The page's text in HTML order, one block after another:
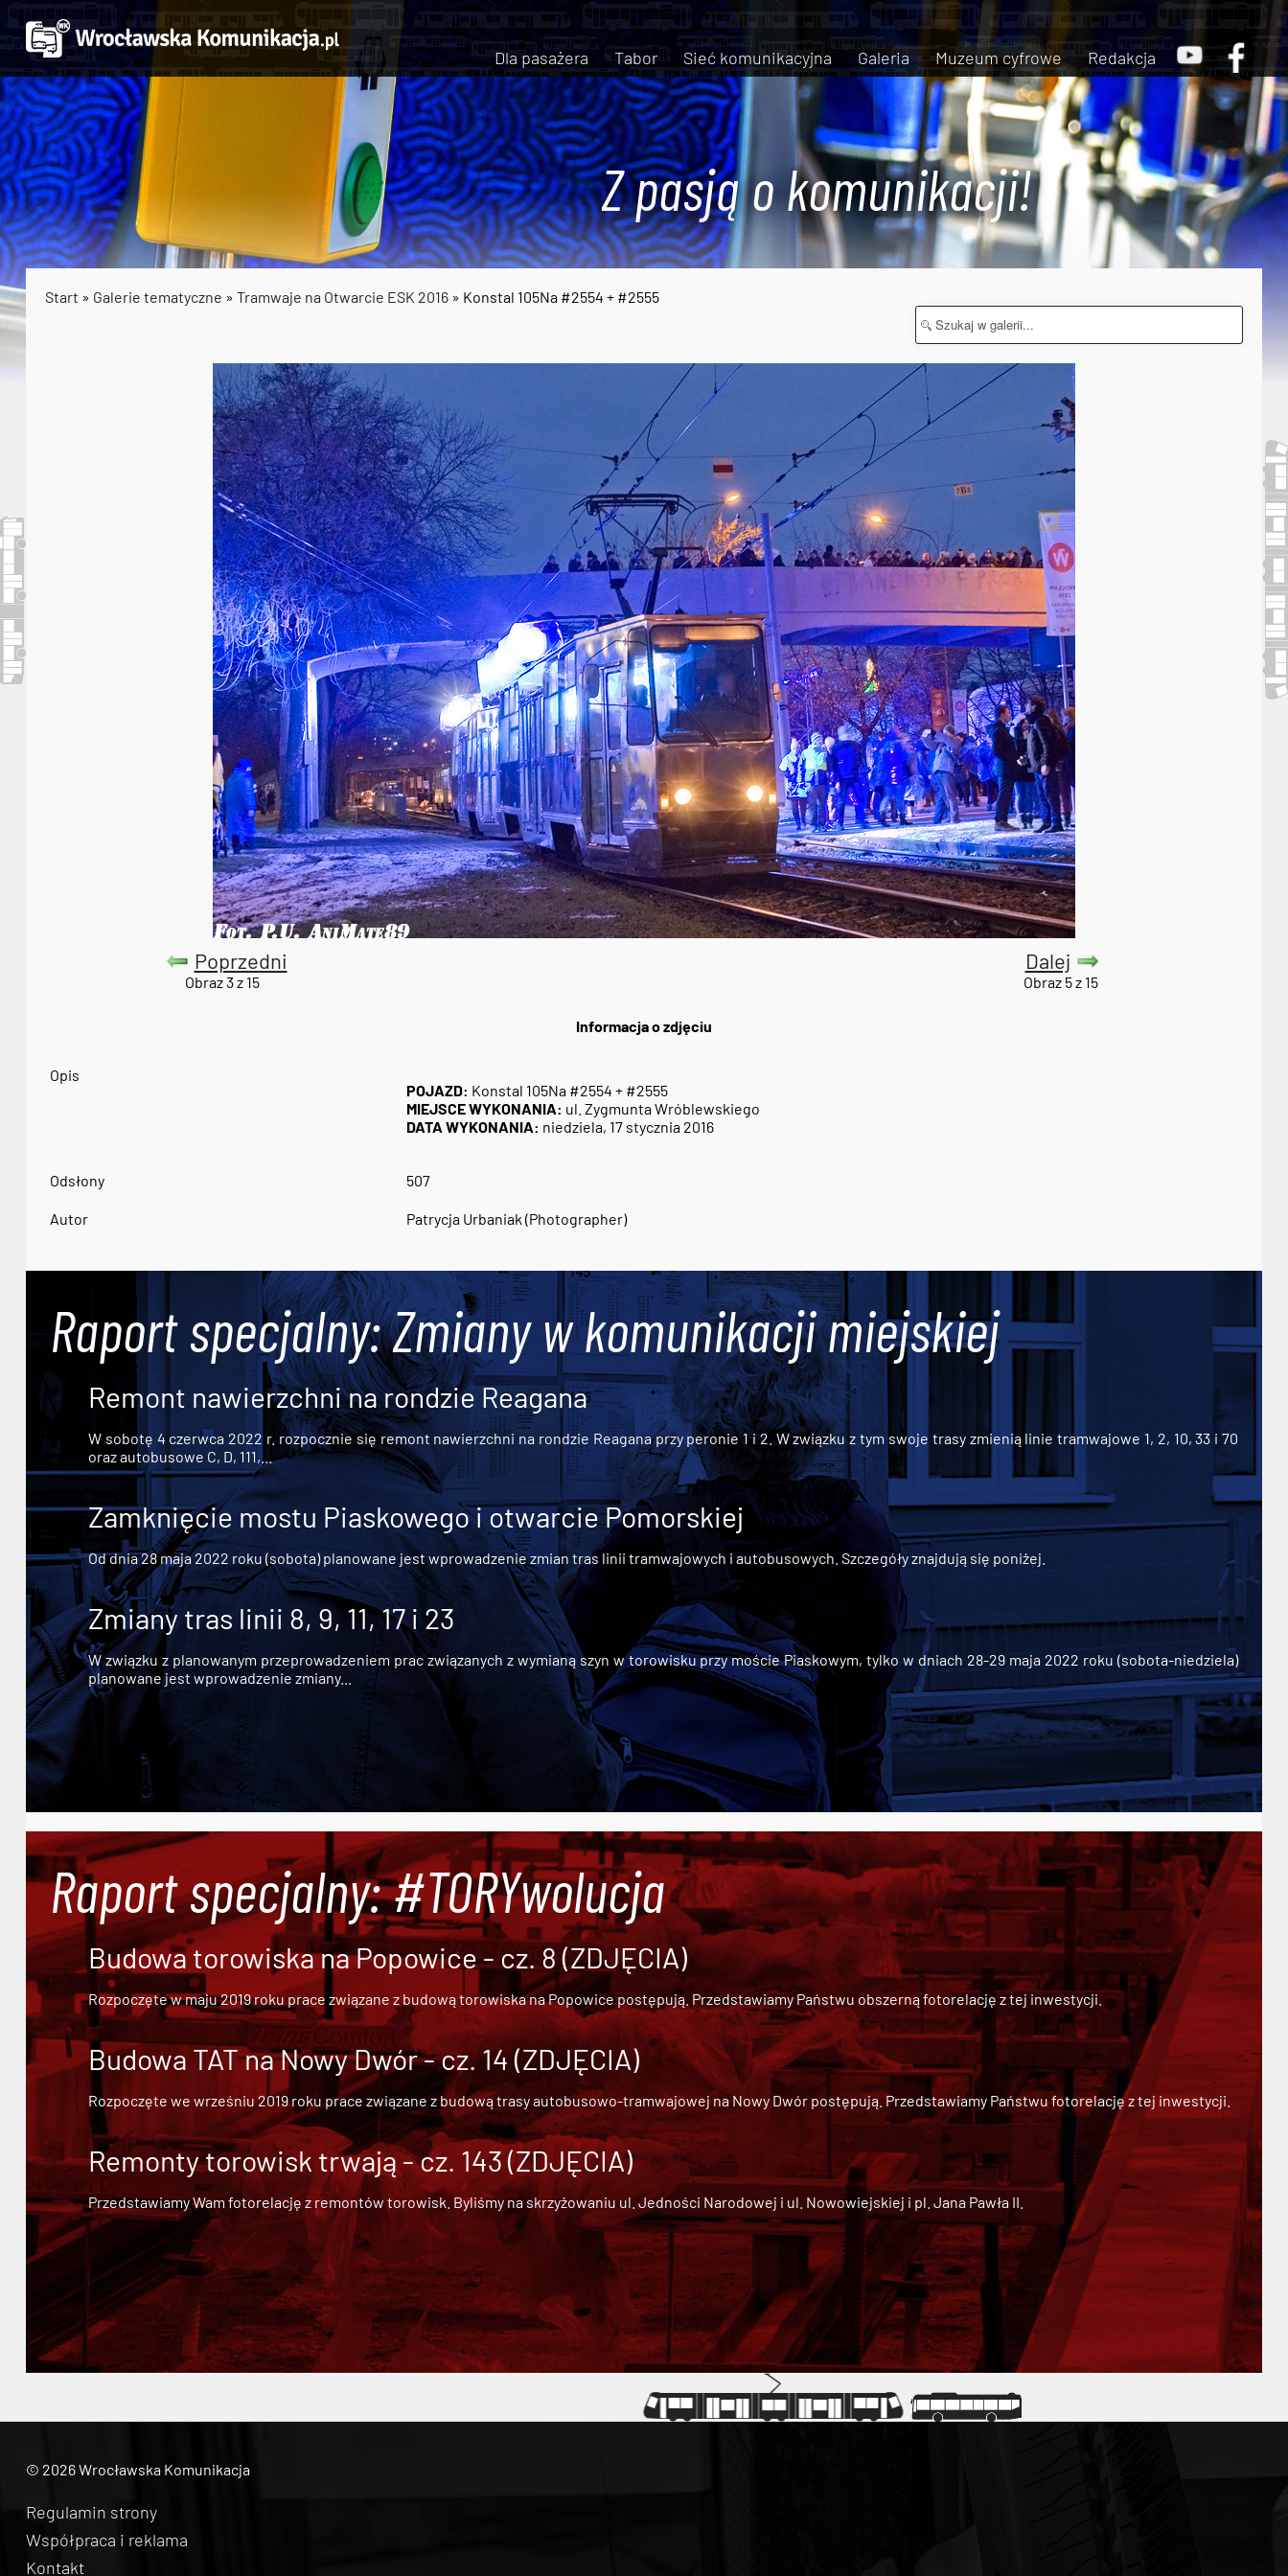
Dla pasażera Tabor Sieć komunikacyjna Galeria Muzeum cyfrowe Redakcja
Z pasją o komunikacji!
Start » Galerie tematyczne » Tramwaje na Otwarcie ESK 2016 » Konstal 105Na #2554 + #2555
Poprzedni
Obraz 3 z 15
Dalej
Obraz 5 z 15
Informacja o zdjęciu
Opis
POJAZD: Konstal 105Na #2554 + #2555
MIEJSCE WYKONANIA: ul. Zygmunta Wróblewskiego
DATA WYKONANIA: niedziela, 17 stycznia 2016
Odsłony 507
Autor Patrycja Urbaniak (Photographer)
Raport specjalny: Zmiany w komunikacji miejskiej
Remont nawierzchni na rondzie Reagana
W sobotę 4 czerwca 2022 r. rozpocznie się remont nawierzchni na rondzie Reagana przy peronie 1 i 2. W związku z tym swoje trasy zmienią linie tramwajowe 1, 2, 10, 33 i 70
oraz autobusowe C, D, 111,...
Zamknięcie mostu Piaskowego i otwarcie Pomorskiej
Od dnia 28 maja 2022 roku (sobota) planowane jest wprowadzenie zmian tras linii tramwajowych i autobusowych. Szczegóły znajdują się poniżej.
Zmiany tras linii 8, 9, 11, 17 i 23
W związku z planowanym przeprowadzeniem prac związanych z wymianą szyn w torowisku przy moście Piaskowym, tylko w dniach 28-29 maja 2022 roku (sobota-niedziela)
planowane jest wprowadzenie zmiany...
Raport specjalny: #TORYwolucja
Budowa torowiska na Popowice - cz. 8 (ZDJĘCIA)
Rozpoczęte w maju 2019 roku prace związane z budową torowiska na Popowice postępują. Przedstawiamy Państwu obszerną fotorelację z tej inwestycji.
Budowa TAT na Nowy Dwór - cz. 14 (ZDJĘCIA)
Rozpoczęte we wrześniu 2019 roku prace związane zbudową trasy autobusowo-tramwajowej na Nowy Dwórpostępują. Przedstawiamy Państwu fotorelację z tej inwestycji.
Remonty torowisk trwają - cz. 143 (ZDJĘCIA)
Przedstawiamy Wam fotorelację z remontów torowisk. Byliśmy na skrzyżowaniu ul. Jedności Narodowej i ul. Nowowiejskiej i pl. Jana Pawła II.
© 2026 Wrocławska Komunikacja
Regulamin strony
Współpraca i reklama
Kontakt